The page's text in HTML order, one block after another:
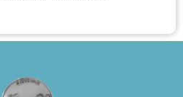
Αρχιπλοίαρχο Λ.Σ. κ. Ιωάννη